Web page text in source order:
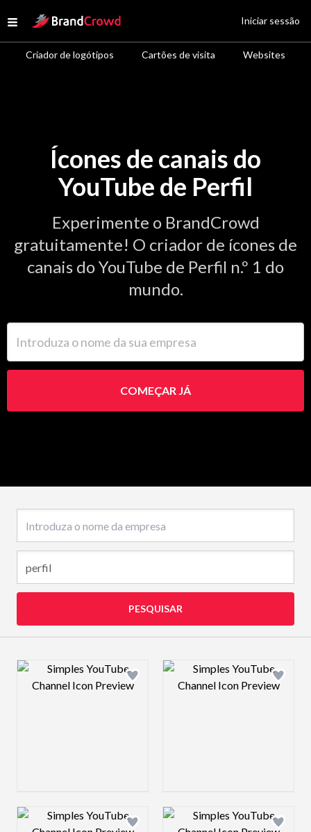
Open menu
Site Logo
Criador de logótipos Cartões de visita Websites
Iniciar sessão
Ícones de canais do
YouTube de Perfil
Experimente o BrandCrowd
gratuitamente! O criador de ícones de
canais do YouTube de Perfil n.º 1 do
mundo.
COMEÇAR JÁ
PESQUISAR
Design preview image Design preview
Design preview image Design preview